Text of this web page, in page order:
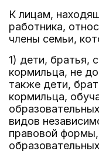
К лицам,
работника,
члены семьи,
1) дети, братья,
кормильца, не
также дети,
кормильца,
видов
правовой